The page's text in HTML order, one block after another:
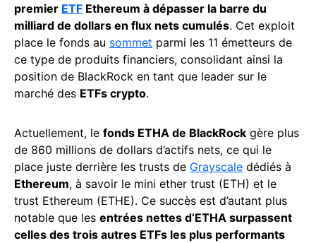
premier ETF Ethereum à dépasser la barre du
milliard de dollars en flux nets cumulés. Cet exploit
place le fonds au sommet parmi les 11 émetteurs de
ce type de produits financiers, consolidant ainsi la
position de BlackRock en tant que leader sur le
marché des ETFs crypto.
Actuellement, le fonds ETHA de BlackRock gère plus
de 860 millions de dollars d’actifs nets, ce qui le
place juste derrière les trusts de Grayscale dédiés à
Ethereum, à savoir le mini ether trust (ETH) et le
trust Ethereum (ETHE). Ce succès est d’autant plus
notable que les entrées nettes d’ETHA surpassent
celles des trois autres ETFs les plus performants